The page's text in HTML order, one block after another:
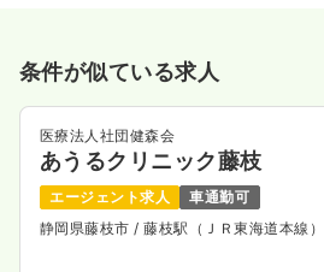
条件が似ている求人
医療法人社団健森会
あうるクリニック藤枝
エージェント求人
車通勤可
静岡県藤枝市/ 藤枝駅（ＪＲ東海道本線